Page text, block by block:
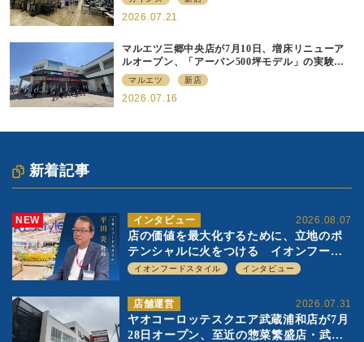
新着記事
NEW 2026.08.07
インタビュー
店の価値を最大化するために、立地のポ
テンシャルに火をつける イオンフード
スタイル 平田 炎社長
イオンフードスタイル インタビュー
2026.07.31
店舗運営
ヤオコーロッテスクエア武蔵浦和店が7月
28日オープン、至近の惣菜繁盛店・武蔵
2026.07.21
マルエツ三郷中央店が7月10日、増床リニューア
ルオープン、「アーバン500坪モデル」の実験を
集大成、駅前立地受け、寿司を象徴に
マルエツ 新店
2026.07.16